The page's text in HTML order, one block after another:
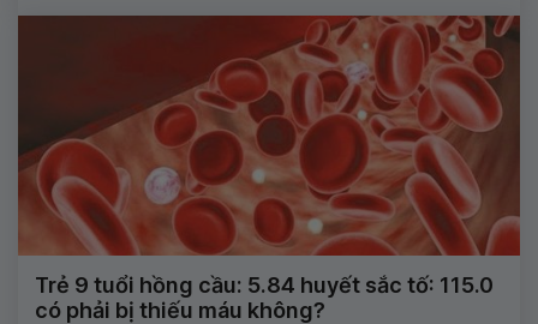
Trẻ 9 tuổi hồng cầu: 5.84 huyết sắc tố: 115.0
có phải bị thiếu máu không?